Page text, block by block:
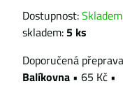
Dostupnost:Skladem
skladem:5 ks
Balíkovna • 65 Kč •